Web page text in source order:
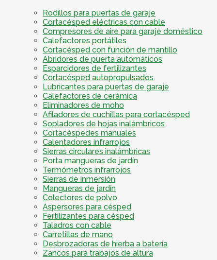
Rodillos para puertas de garaje
Cortacésped eléctricas con cable
Compresores de aire para garaje doméstico
Calefactores portátiles
Cortacésped con función de mantillo
Abridores de puerta automáticos
Esparcidores de fertilizantes
Cortacésped autopropulsados
Lubricantes para puertas de garaje
Calefactores de cerámica
Eliminadores de moho
Afiladores de cuchillas para cortacésped
Sopladores de hojas inalámbricos
Cortacéspedes manuales
Calentadores infrarrojos
Sierras circulares inalámbricas
Porta mangueras de jardín
Termómetros infrarrojos
Sierras de inmersión
Mangueras de jardín
Colectores de polvo
Aspersores para césped
Fertilizantes para césped
Taladros con cable
Carretillas de mano
Desbrozadoras de hierba a batería
Zancos para trabajos de altura